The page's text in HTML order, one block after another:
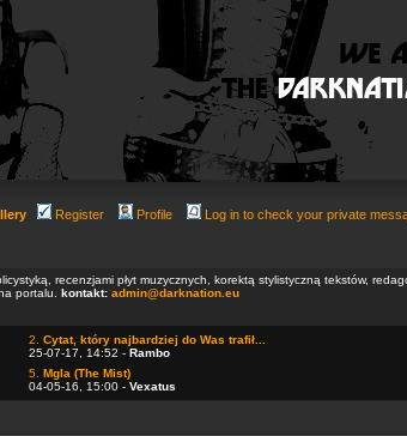
Register Profile Log in to check your private
recenzjami płyt muzycznych, korektą stylistyczną tekstów,
portalu. kontakt: admin@darknation.eu
2. Cytat, który najbardziej do Was trafił...
25-07-17, 14:52 - Rambo
5. Mgla (The Mist)
04-05-16, 15:00 - Vexatus